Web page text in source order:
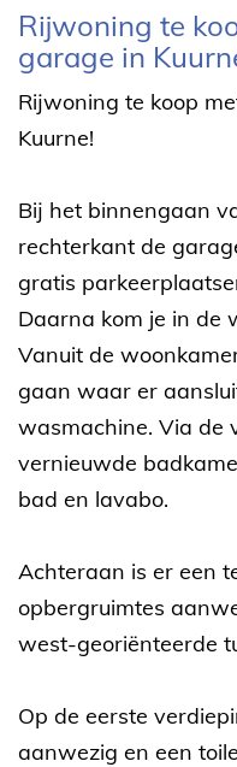
Omschrijving
Rijwoning te
garage in
Rijwoning te koop
Kuurne!
Bij het binnengaan
rechterkant de
gratis
Daarna kom je in de
Vanuit de
gaan waar er
wasmachine. Via de
vernieuwde
bad en lavabo.
Achteraan is er een
opbergruimtes
west-georiënteerde
Op de eerste
aanwezig en een